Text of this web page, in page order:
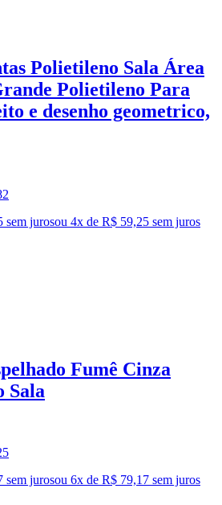
Polietileno Sala Área
Polietileno Para
e desenho geometrico,
sem jurosou 4x de R$ 59,25 sem juros
Fumê Cinza
Sala
sem jurosou 6x de R$ 79,17 sem juros